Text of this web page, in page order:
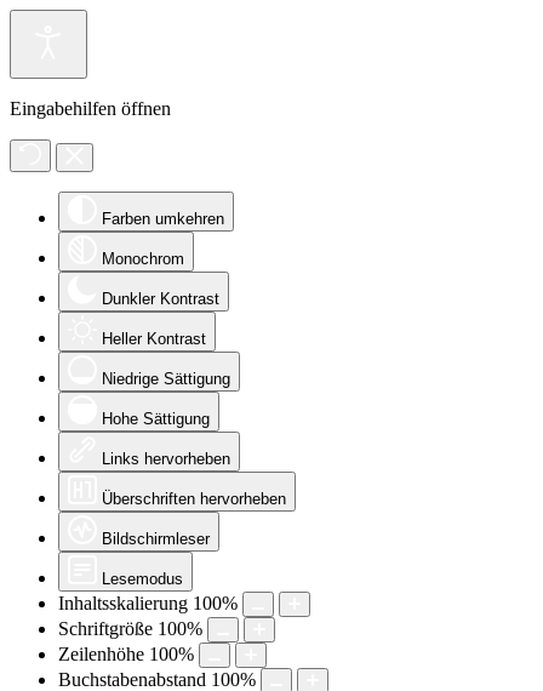
Eingabehilfen öffnen
Farben umkehren
Monochrom
Dunkler Kontrast
Heller Kontrast
Niedrige Sättigung
Hohe Sättigung
Links hervorheben
Überschriften hervorheben
Bildschirmleser
Lesemodus
Inhaltsskalierung 100%
Schriftgröße 100%
Zeilenhöhe 100%
Buchstabenabstand 100%